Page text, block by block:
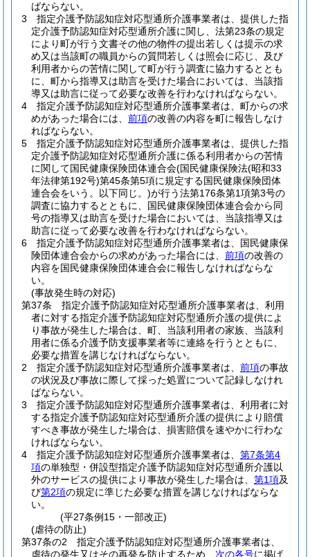
ばならない。
3
指定介護予防認知症対応型通所介護事業者は、提供した指
定介護予防認知症対応型通所介護に関し、法第23条の規定
により町が行う文書その他の物件の提出若しくは提示の求
め又は当該町の職員からの質問若しくは照会に応じ、及び
利用者からの苦情に関して町が行う調査に協力するととも
に、町から指導又は助言を受けた場合においては、当該指
導又は助言に従って必要な改善を行わなければならない。
4
指定介護予防認知症対応型通所介護事業者は、町からの求
めがあった場合には、 前項の改善の内容を町に報告しなけ
ればならない。
5
指定介護予防認知症対応型通所介護事業者は、提供した指
定介護予防認知症対応型通所介護に係る利用者からの苦情
に関して国民健康保険団体連合会(国民健康保険法(昭和33
年法律第192号)第45条第5項に規定する国民健康保険団体
連合会をいう。以下同じ。)が行う法第176条第1項第3号の
調査に協力するとともに、国民健康保険団体連合会から同
号の指導又は助言を受けた場合においては、当該指導又は
助言に従って必要な改善を行わなければならない。
6
指定介護予防認知症対応型通所介護事業者は、国民健康保
険団体連合会からの求めがあった場合には、 前項の改善の
内容を国民健康保険団体連合会に報告しなければならな
い。
(事故発生時の対応)
第37条
指定介護予防認知症対応型通所介護事業者は、利用
者に対する指定介護予防認知症対応型通所介護の提供によ
り事故が発生した場合は、町、当該利用者の家族、当該利
用者に係る介護予防支援事業者等に連絡を行うとともに、
必要な措置を講じなければならない。
2
指定介護予防認知症対応型通所介護事業者は、 前項の事故
の状況及び事故に際して採った処置について記録しなけれ
ばならない。
3
指定介護予防認知症対応型通所介護事業者は、利用者に対
する指定介護予防認知症対応型通所介護の提供により賠償
すべき事故が発生した場合は、損害賠償を速やかに行わな
ければならない。
4
指定介護予防認知症対応型通所介護事業者は、 第7条第4
項の単独型・併設型指定介護予防認知症対応型通所介護以
外のサービスの提供により事故が発生した場合は、 第1項及
び第2項の規定に準じた必要な措置を講じなければならな
い。
(平27条例15・一部改正)
(虐待の防止)
第37条の2
指定介護予防認知症対応型通所介護事業者は、
虐待の発生又はその再発を防止するため、 次の各号に掲げ